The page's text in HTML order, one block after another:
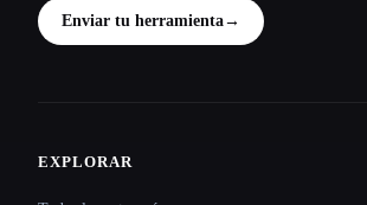
Enviar tu herramienta→
Site navigation
EXPLORAR